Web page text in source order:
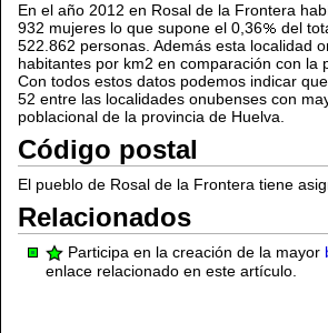
En el año 2012 en Rosal de la Frontera
932 mujeres lo que supone el 0,36
del
522.862 personas. Además esta localidad
habitantes por km2 en comparación con
Con todos estos datos podemos indicar
52 entre las localidades onubenses con
poblacional de la provincia de Huelva.
Código postal
El pueblo de Rosal de la Frontera tiene
Relacionados
Participa en la creación de la mayor
enlace relacionado en este artículo.